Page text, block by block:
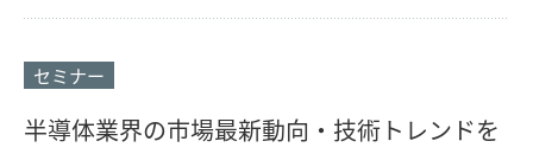
セミナー
半導体業界の市場最新動向・技術トレンドを